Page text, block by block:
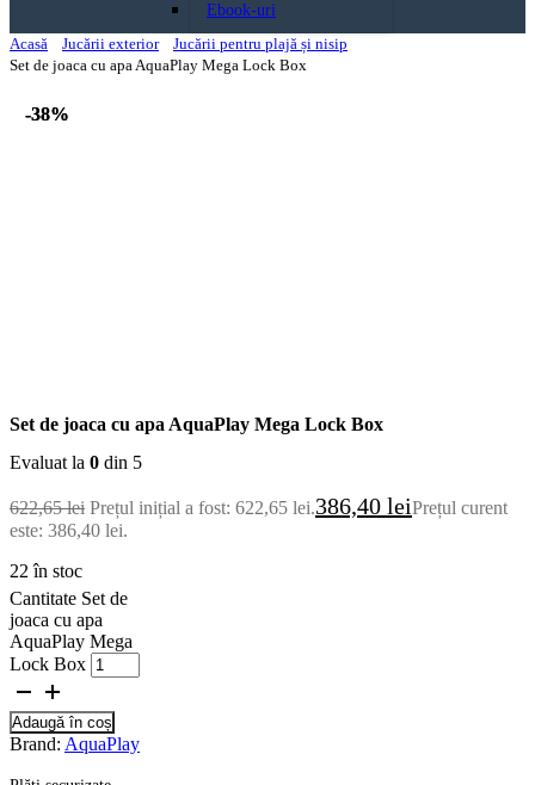
Ebook-uri
Acasă
Jucării exterior
Jucării pentru plajă și nisip
Set de joaca cu apa AquaPlay Mega Lock Box
-38%
-38%
Set de joaca cu apa AquaPlay Mega Lock Box
Evaluat la 0 din 5
622,65lei Prețul inițial a fost: 622,65 lei.386,40 leiPrețul curent
este: 386,40 lei.
22 în stoc
Cantitate Set de
joaca cu apa
AquaPlay Mega
Lock Box
Adaugă în coș
Brand: AquaPlay